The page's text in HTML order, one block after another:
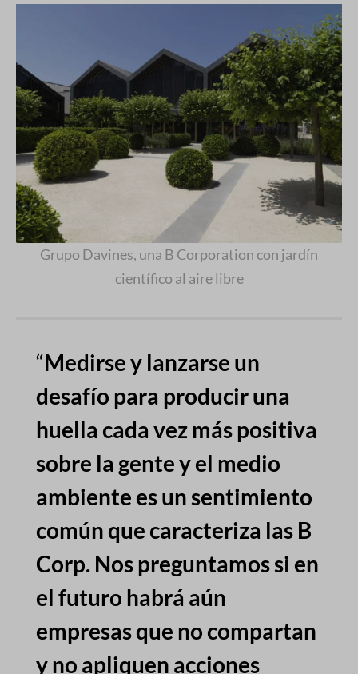
Grupo Davines, una B Corporation con jardín
científico al aire libre
“Medirse y lanzarse un
desafío para producir una
huella cada vez más positiva
sobre la gente y el medio
ambiente es un sentimiento
común que caracteriza las B
Corp. Nos preguntamos si en
el futuro habrá aún
empresas que no compartan
y no apliquen acciones